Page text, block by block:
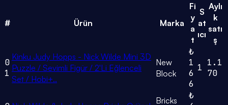
# Ürün Marka
Fi
y
a
t
S
at
ıcı
Aylı
k
satı
ş
0
1
Kinku Judy Hopps - Nick Wilde Mini 3D
Puzzle / Sevimli Figür / 2'Li Eğlenceli
Set / Hobi+..
New
Block
₺
1
6
6
1 1.1
70
Bricks
₺